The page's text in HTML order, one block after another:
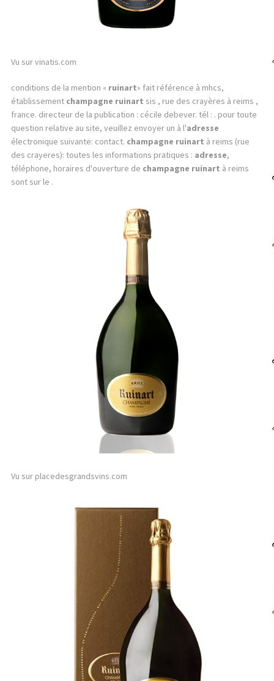
Vu sur vinatis.com
conditions de la mention « ruinart» fait référence à mhcs,
établissement champagne ruinart sis , rue des crayères à reims ,
france. directeur de la publication : cécile debever. tél : . pour toute
question relative au site, veuillez envoyer un à l'adresse
électronique suivante: contact. champagne ruinart à reims (rue
des crayeres): toutes les informations pratiques : adresse,
téléphone, horaires d'ouverture de champagne ruinart à reims
sont sur le .
Vu sur placedesgrandsvins.com